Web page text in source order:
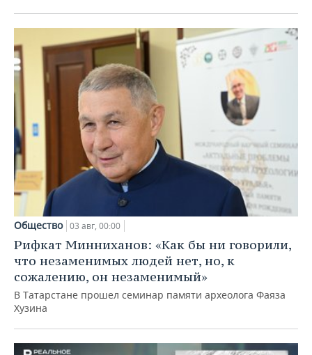
Общество 03 авг, 00:00
Рифкат Минниханов: «Как бы ни говорили,
что незаменимых людей нет, но, к
сожалению, он незаменимый»
В Татарстане прошел семинар памяти археолога Фаяза
Хузина